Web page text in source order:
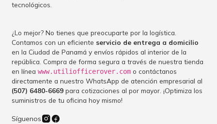
tecnológicos.
¿Lo mejor? No tienes que preocuparte por la logística.
Contamos con un eficiente servicio de entrega a domicilio
en la Ciudad de Panamá y envíos rápidos al interior de la
república. Compra de forma segura a través de nuestra tienda
en línea www.utiliofficerover.com o contáctanos
directamente a nuestro WhatsApp de atención empresarial al
(507) 6480-6669 para cotizaciones al por mayor. ¡Optimiza los
suministros de tu oficina hoy mismo!
Síguenos